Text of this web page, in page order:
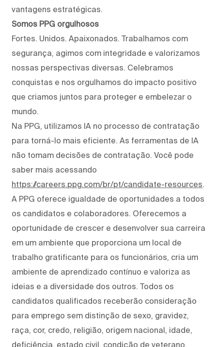
vantagens estratégicas.
Somos PPG orgulhosos
Fortes. Unidos. Apaixonados. Trabalhamos com
segurança, agimos com integridade e valorizamos
nossas perspectivas diversas. Celebramos
conquistas e nos orgulhamos do impacto positivo
que criamos juntos para proteger e embelezar o
mundo.
Na PPG, utilizamos IA no processo de contratação
para torná-lo mais eficiente. As ferramentas de IA
não tomam decisões de contratação. Você pode
saber mais acessando
https://careers.ppg.com/br/pt/candidate-resources.
A PPG oferece igualdade de oportunidades a todos
os candidatos e colaboradores. Oferecemos a
oportunidade de crescer e desenvolver sua carreira
em um ambiente que proporciona um local de
trabalho gratificante para os funcionários, cria um
ambiente de aprendizado contínuo e valoriza as
ideias e a diversidade dos outros. Todos os
candidatos qualificados receberão consideração
para emprego sem distinção de sexo, gravidez,
raça, cor, credo, religião, origem nacional, idade,
deficiência, estado civil, condição de veterano,